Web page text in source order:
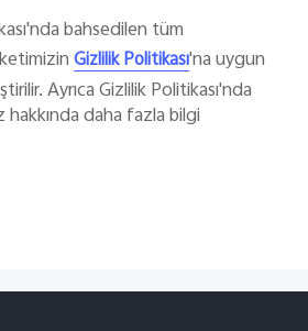
bahsedilen tüm
Gizlilik Politikası'na uygun
Ayrıca Gizlilik Politikası'nda
hakkında daha fazla bilgi